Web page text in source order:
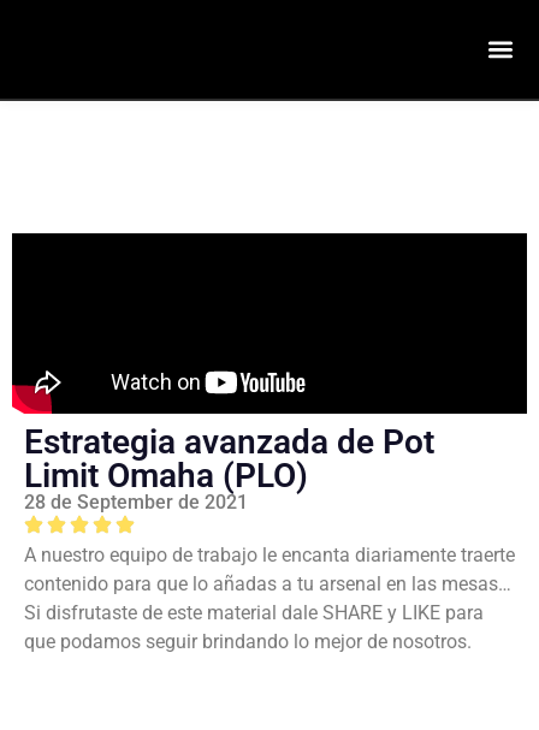
Estrategia avanzada de Pot
Limit Omaha (PLO)
28 de September de 2021
A nuestro equipo de trabajo le encanta diariamente traerte
contenido para que lo añadas a tu arsenal en las mesas…
Si disfrutaste de este material dale SHARE y LIKE para
que podamos seguir brindando lo mejor de nosotros.